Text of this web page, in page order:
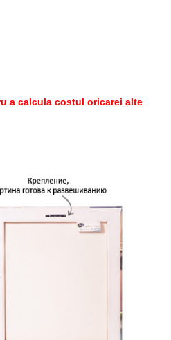
a calcula costul oricarei alte